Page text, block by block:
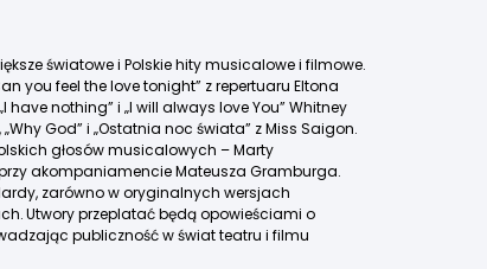
światowe i Polskie hity musicalowe i filmowe.
you feel the love tonight” z repertuaru Eltona
have nothing” i „I will always love You” Whitney
God” i „Ostatnia noc świata” z Miss Saigon.
głosów musicalowych – Marty
akompaniamencie Mateusza Gramburga.
zarówno w oryginalnych wersjach
Utwory przeplatać będą opowieściami o
publiczność w świat teatru i filmu